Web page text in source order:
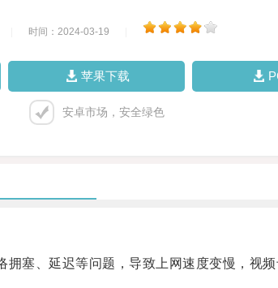
时间：2024-03-19
苹果下载
安卓市场，安全绿色
、延迟等问题，导致上网速度变慢，视频